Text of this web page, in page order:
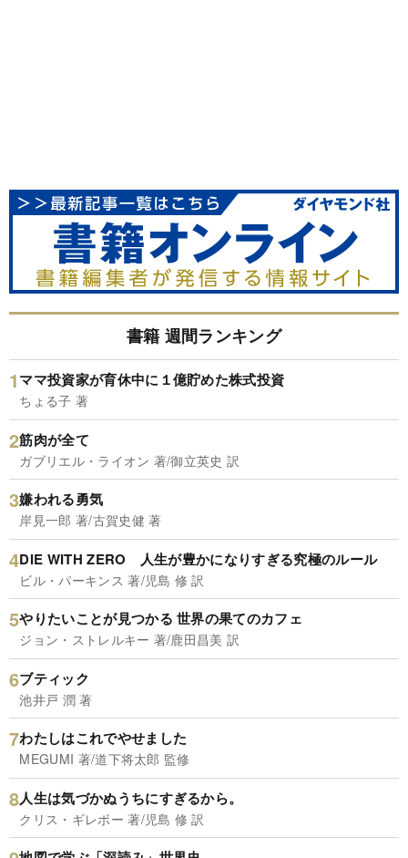
書籍 週間ランキング
ママ投資家が育休中に１億貯めた株式投資
ちょる子 著
筋肉が全て
ガブリエル・ライオン 著/御立英史 訳
嫌われる勇気
岸見一郎 著/古賀史健 著
DIE WITH ZERO 人生が豊かになりすぎる究極のルール
ビル・パーキンス 著/児島 修 訳
やりたいことが見つかる 世界の果てのカフェ
ジョン・ストレルキー 著/鹿田昌美 訳
ブティック
池井戸 潤 著
わたしはこれでやせました
MEGUMI 著/道下将太郎 監修
人生は気づかぬうちにすぎるから。
クリス・ギレボー 著/児島 修 訳